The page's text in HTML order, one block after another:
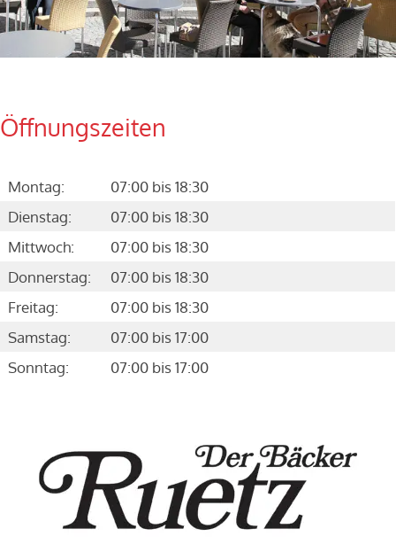
Öffnungszeiten
Montag:
07:00 bis 18:30
Dienstag:
07:00 bis 18:30
Mittwoch:
07:00 bis 18:30
Donnerstag:
07:00 bis 18:30
Freitag:
07:00 bis 18:30
Samstag:
07:00 bis 17:00
Sonntag:
07:00 bis 17:00